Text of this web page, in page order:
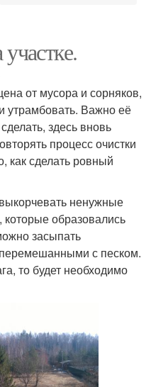
от мусора и сорняков,
утрамбовать. Важно её
здесь вновь
процесс очистки
как сделать ровный
ненужные
образовались
засыпать
с песком.
то будет необходимо